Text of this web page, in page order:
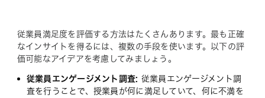
従業員満足度を評価する方法はたくさんあります。最も正確
なインサイトを得るには、複数の手段を使います。以下の評
価可能なアイデアを考慮してみましょう。
従業員エンゲージメント調査: 従業員エンゲージメント調
査を行うことで、授業員が何に満足していて、何に不満を